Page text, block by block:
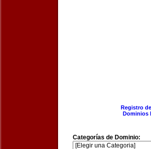
Registro
Dominios
Categorías de Dominio: